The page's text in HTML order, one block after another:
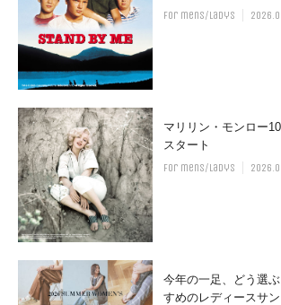
for mens/ladys
マリリン・モンロー
スタート
for mens/ladys
今年の一足、どう選
すめのレディースサ